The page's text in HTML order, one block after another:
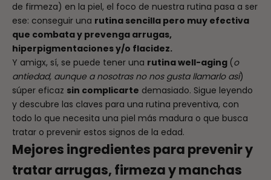
de firmeza) en la piel, el foco de nuestra rutina pasa a ser
ese: conseguir una rutina sencilla pero muy efectiva
que combata y prevenga arrugas,
hiperpigmentaciones y/o flacidez.
Y amigx, sí, se puede tener una rutina well-aging (o
antiedad, aunque a nosotras no nos gusta llamarlo así)
súper eficaz sin complicarte demasiado. Sigue leyendo
y descubre las claves para una rutina preventiva, con
todo lo que necesita una piel más madura o que busca
tratar o prevenir estos signos de la edad.
Mejores ingredientes para prevenir y
tratar arrugas, firmeza y manchas